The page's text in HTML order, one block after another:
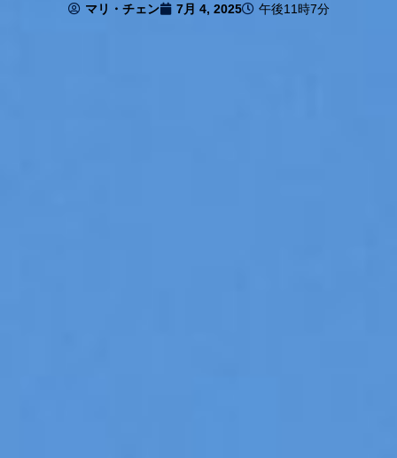
マリ・チェン 7月 4, 2025 午後11時7分